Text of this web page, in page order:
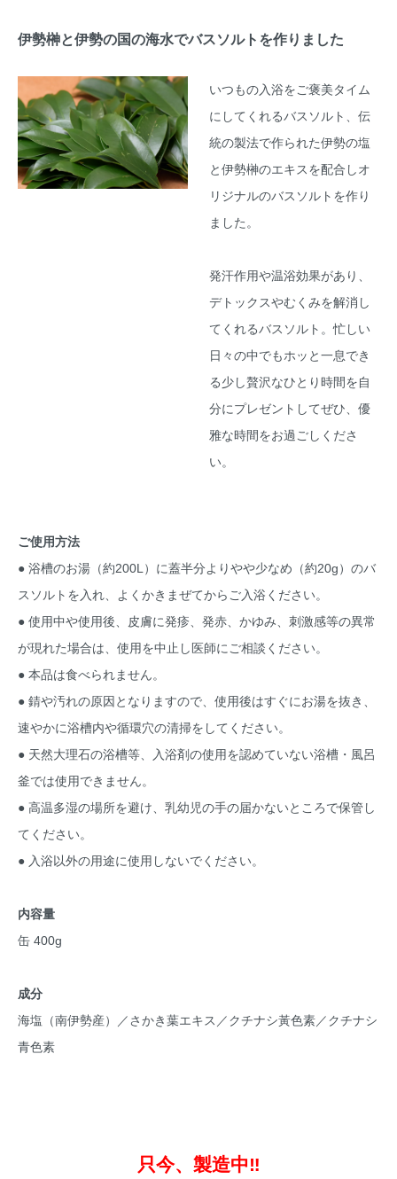
伊勢榊と伊勢の国の海水でバスソルトを作りました
いつもの入浴をご褒美タイム
にしてくれるバスソルト、伝
統の製法で作られた伊勢の塩
と伊勢榊のエキスを配合しオ
リジナルのバスソルトを作り
ました。
発汗作用や温浴効果があり、
デトックスやむくみを解消し
てくれるバスソルト。忙しい
日々の中でもホッと一息でき
る少し贅沢なひとり時間を自
分にプレゼントしてぜひ、優
雅な時間をお過ごしくださ
い。
ご使用方法
● 浴槽のお湯（約200L）に蓋半分よりやや少なめ（約20g）のバ
スソルトを入れ、よくかきまぜてからご入浴ください。
● 使用中や使用後、皮膚に発疹、発赤、かゆみ、刺激感等の異常
が現れた場合は、使用を中止し医師にご相談ください。
● 本品は食べられません。
● 錆や汚れの原因となりますので、使用後はすぐにお湯を抜き、
速やかに浴槽内や循環穴の清掃をしてください。
● 天然大理石の浴槽等、入浴剤の使用を認めていない浴槽・風呂
釜では使用できません。
● 高温多湿の場所を避け、乳幼児の手の届かないところで保管し
てください。
● 入浴以外の用途に使用しないでください。
内容量
缶 400g
成分
海塩（南伊勢産）／さかき葉エキス／クチナシ黃色素／クチナシ
青色素
只今、製造中‼️